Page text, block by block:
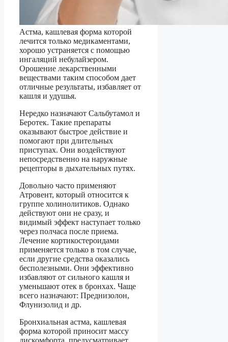
Астма, кашлевая форма которой
лечится только медикаментами,
хорошо устраняется с помощью
ингаляций небулайзером.
Орошение лекарственными
веществами таким способом дает
отличные результаты, избавляет от
кашля и удушья.
Нередко назначают Сальбутамол и
Беротек. Такие препараты
оказывают быстрое действие и
помогают при длительных
приступах. Они воздействуют
непосредственно на наружные
рецепторы в дыхательных путях.
Довольно часто применяют
Атровент, который относится к
группе холинолитиков. Однако
действуют они не сразу, и
видимый эффект наступает только
через полчаса после приема.
Лечение кортикостероидами
применяется только в том случае,
если другие средства оказались
бесполезными. Они эффективно
избавляют от сильного кашля и
уменьшают отек в бронхах. Чаще
всего назначают: Преднизолон,
Флунизолид и др.
Бронхиальная астма, кашлевая
форма которой приносит массу
дискомфорта, предусматривает